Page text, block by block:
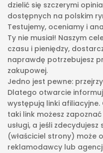
dzielić się szczerymi
dostępnych na polskim
Testujemy, oceniamy i
Ty nie musiał! Naszym
czasu i pieniędzy,
naprawdę potrzebujesz
zakupowej.
Jedno jest pewne:
Dlatego otwarcie
występują linki
taki link możesz
usługi, a jeśli zdecydujesz
(właściciel strony) może
reklamodawcy lub